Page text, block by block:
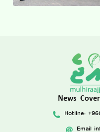
News
Hotline:
Email